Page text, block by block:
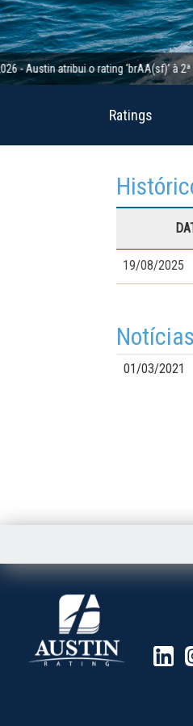
atribui o rating ‘brAA(sf)’ à 2ª Série
Ratings
19/08/2025
01/03/2021